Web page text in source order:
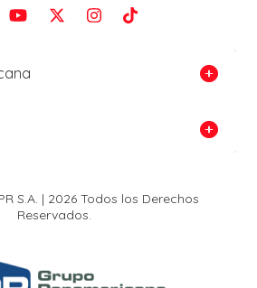
S.A. | 2026 Todos los Derechos
Reservados.